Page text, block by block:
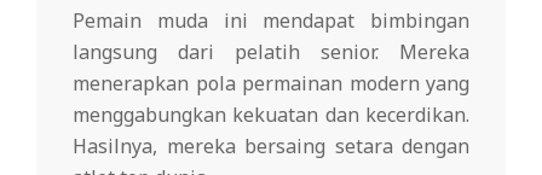
Pemain muda ini mendapat bimbingan
langsung dari pelatih senior. Mereka
menerapkan pola permainan modern yang
menggabungkan kekuatan dan kecerdikan.
Hasilnya, mereka bersaing setara dengan